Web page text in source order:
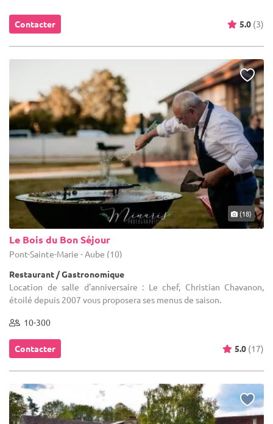
Contacter 5.0 (3)
(18)
Le Bois du Bon Séjour
Pont-Sainte-Marie - Aube (10)
Restaurant / Gastronomique
Location de salle d'anniversaire : Le chef, Christian Chavanon,
étoilé depuis 2007 vous proposera ses menus de saison.
10-300
Contacter 5.0 (17)